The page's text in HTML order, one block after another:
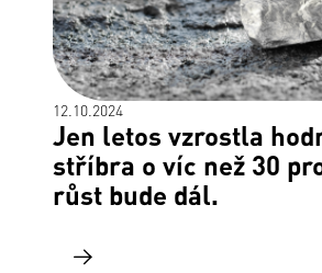
12.10.2024
Jen letos vzrostla
stříbra o víc než 30
růst bude dál.